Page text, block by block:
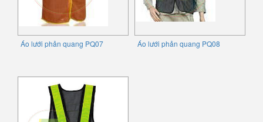
Áo lưới phản quang PQ07 Áo lưới phản quang PQ08